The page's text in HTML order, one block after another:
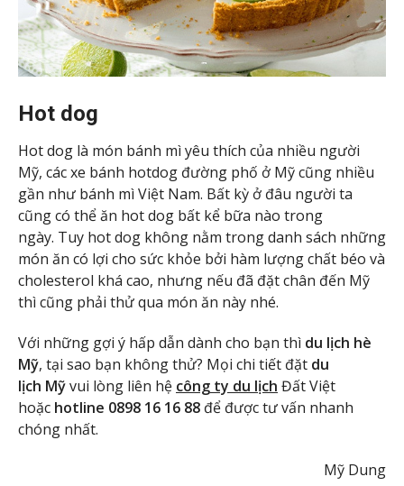
Hot dog
Hot dog là món bánh mì yêu thích của nhiều người
Mỹ, các xe bánh hotdog đường phố ở Mỹ cũng nhiều
gần như bánh mì Việt Nam. Bất kỳ ở đâu người ta
cũng có thể ăn hot dog bất kể bữa nào trong
ngày. Tuy hot dog không nằm trong danh sách những
món ăn có lợi cho sức khỏe bởi hàm lượng chất béo và
cholesterol khá cao, nhưng nếu đã đặt chân đến Mỹ
thì cũng phải thử qua món ăn này nhé.
Với những gợi ý hấp dẫn dành cho bạn thì du lịch hè
Mỹ, tại sao bạn không thử? Mọi chi tiết đặt du
lịch Mỹvui lòng liên hệ công ty du lịch Đất Việt
hoặc hotline 0898 16 16 88 để được tư vấn nhanh
chóng nhất.
Mỹ Dung